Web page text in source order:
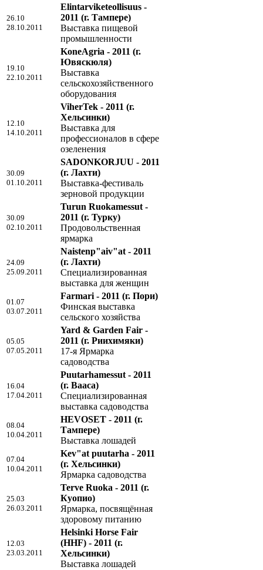
26.10
28.10.2011
Elintarviketeollisuus -
2011 (г. Тампере)
Выставка пищевой
промышленности
19.10
22.10.2011
KoneAgria - 2011 (г.
Ювяскюля)
Выставка
сельскохозяйственного
оборудования
12.10
14.10.2011
ViherTek - 2011 (г.
Хельсинки)
Выставка для
профессионалов в сфере
озеленения
30.09
01.10.2011
SADONKORJUU - 2011
(г. Лахти)
Выставка-фестиваль
зерновой продукции
30.09
02.10.2011
Turun Ruokamessut -
2011 (г. Турку)
Продовольственная
ярмарка
24.09
25.09.2011
Naistenp"aiv"at - 2011
(г. Лахти)
Специализированная
выставка для женщин
01.07
03.07.2011
Farmari - 2011 (г. Пори)
Финская выставка
сельского хозяйства
05.05
07.05.2011
Yard & Garden Fair -
2011 (г. Риихимяки)
17-я Ярмарка
садоводства
16.04
17.04.2011
Puutarhamessut - 2011
(г. Вааса)
Специализированная
выставка садоводства
08.04
10.04.2011
HEVOSET - 2011 (г.
Тампере)
Выставка лошадей
07.04
10.04.2011
Kev"at puutarha - 2011
(г. Хельсинки)
Ярмарка садоводства
25.03
26.03.2011
Terve Ruoka - 2011 (г.
Куопио)
Ярмарка, посвящённая
здоровому питанию
12.03
23.03.2011
Helsinki Horse Fair
(HHF) - 2011 (г.
Хельсинки)
Выставка лошадей